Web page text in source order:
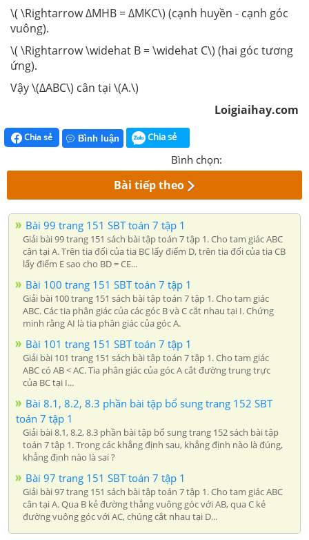
\( \Rightarrow ∆MHB = ∆MKC\) (cạnh huyền - cạnh góc
vuông).
\( \Rightarrow \widehat B = \widehat C\) (hai góc tương
ứng).
Vậy \(∆ABC\) cân tại \(A.\)
Loigiaihay.com
Chia sẻ Bình luận Chia sẻ
Bình chọn:
Bài tiếp theo
Bài 99 trang 151 SBT toán 7 tập 1
Giải bài 99 trang 151 sách bài tập toán 7 tập 1. Cho tam giác ABC
cân tại A. Trên tia đối của tia BC lấy điểm D, trên tia đối của tia CB
lấy điểm E sao cho BD = CE...
Bài 100 trang 151 SBT toán 7 tập 1
Giải bài 100 trang 151 sách bài tập toán 7 tập 1. Cho tam giác
ABC. Các tia phân giác của các góc B và C cắt nhau tại I. Chứng
minh rằng AI là tia phân giác của góc A.
Bài 101 trang 151 SBT toán 7 tập 1
Giải bài 101 trang 151 sách bài tập toán 7 tập 1. Cho tam giác
ABC có AB < AC. Tia phân giác của góc A cắt đường trung trực
của BC tại I...
Bài 8.1, 8.2, 8.3 phần bài tập bổ sung trang 152 SBT
toán 7 tập 1
Giải bài 8.1, 8.2, 8.3 phần bài tập bổ sung trang 152 sách bài tập
toán 7 tập 1. Trong các khẳng định sau, khẳng định nào là đúng,
khẳng định nào là sai ?
Bài 97 trang 151 SBT toán 7 tập 1
Giải bài 97 trang 151 sách bài tập toán 7 tập 1. Cho tam giác ABC
cân tại A. Qua B kẻ đường thẳng vuông góc với AB, qua C kẻ
đường vuông góc với AC, chúng cắt nhau tại D...